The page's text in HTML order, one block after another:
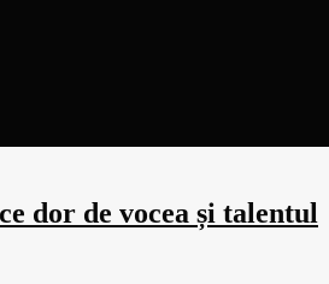
dor de vocea și talentul